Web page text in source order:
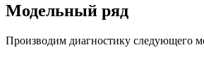
Модельный ряд
Производим диагностику следующего